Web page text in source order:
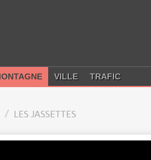
VILLE TRAFIC
LES JASSETTES